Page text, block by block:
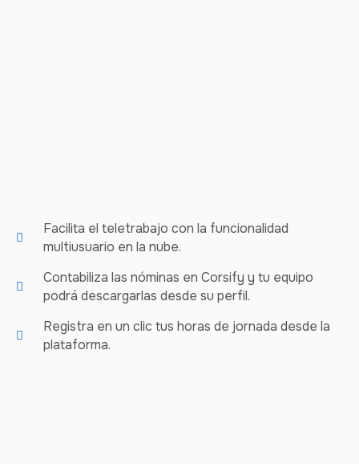
Facilita el teletrabajo con la funcionalidad
multiusuario en la nube.
Contabiliza las nóminas en Corsify y tu equipo
podrá descargarlas desde su perfil.
Registra en un clic tus horas de jornada desde la
plataforma.